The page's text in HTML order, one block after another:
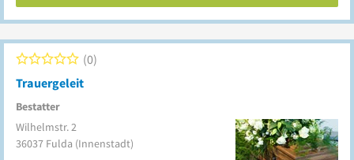
Trauergeleit
Bestatter
0
Wilhelmstr. 2
36037 Fulda (Innenstadt)